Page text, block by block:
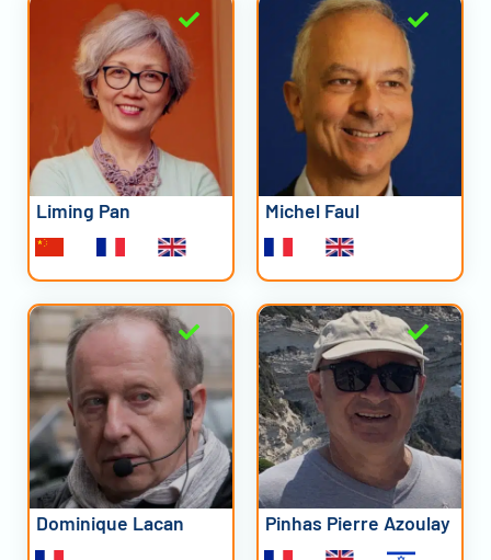
Liming Pan Michel Faul
Dominique Lacan Pinhas Pierre Azoulay